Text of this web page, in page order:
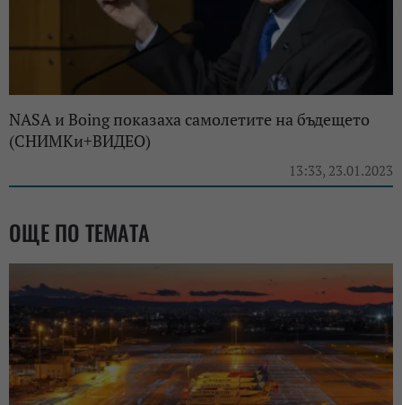
NASA и Boing показаха самолетите на бъдещето
(СНИМКи+ВИДЕО)
13:33, 23.01.2023
ОЩЕ ПО ТЕМАТА